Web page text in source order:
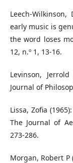
Leech-
early music is
the word loses
12, n.º 1, 13-16.
Levinson,
Journal of
Lissa, Zofia
The Journal of
273-286.
Morgan, Robert P